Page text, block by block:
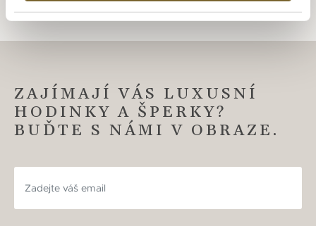
ZAJÍMAJÍ VÁS LUXUSNÍ
HODINKY A ŠPERKY?
BUĎTE S NÁMI V OBRAZE.